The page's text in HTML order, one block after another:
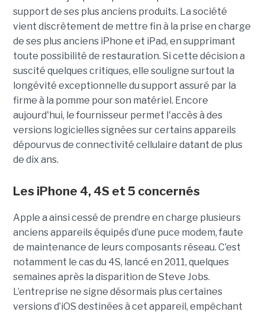
support de ses plus anciens produits. La société
vient discrètement de mettre fin à la prise en charge
de ses plus anciens iPhone et iPad, en supprimant
toute possibilité de restauration. Si cette décision a
suscité quelques critiques, elle souligne surtout la
longévité exceptionnelle du support assuré par la
firme à la pomme pour son matériel. Encore
aujourd'hui, le fournisseur permet l'accès à des
versions logicielles signées sur certains appareils
dépourvus de connectivité cellulaire datant de plus
de dix ans.
Les iPhone 4, 4S et 5 concernés
Apple a ainsi cessé de prendre en charge plusieurs
anciens appareils équipés d’une puce modem, faute
de maintenance de leurs composants réseau. C’est
notamment le cas du 4S, lancé en 2011, quelques
semaines après la disparition de Steve Jobs.
L’entreprise ne signe désormais plus certaines
versions d’iOS destinées à cet appareil, empêchant